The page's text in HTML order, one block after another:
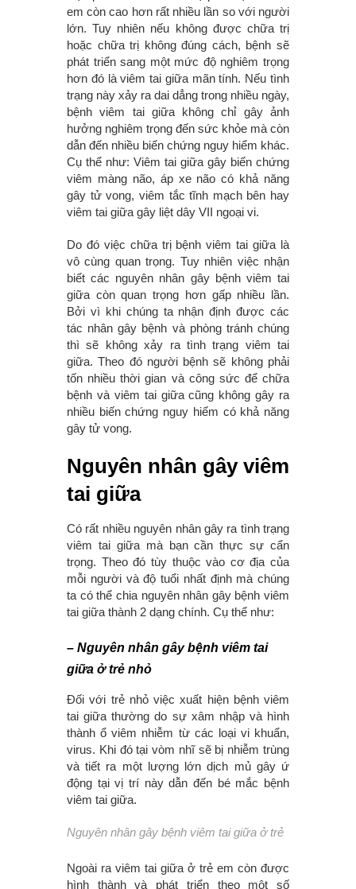
em còn cao hơn rất nhiều lần so với người
lớn. Tuy nhiên nếu không được chữa trị
hoặc chữa trị không đúng cách, bệnh sẽ
phát triển sang một mức độ nghiêm trọng
hơn đó là viêm tai giữa mãn tính. Nếu tình
trạng này xảy ra dai dẳng trong nhiều ngày,
bệnh viêm tai giữa không chỉ gây ảnh
hưởng nghiêm trọng đến sức khỏe mà còn
dẫn đến nhiều biến chứng nguy hiểm khác.
Cụ thể như: Viêm tai giữa gây biến chứng
viêm màng não, áp xe não có khả năng
gây tử vong, viêm tắc tĩnh mạch bên hay
viêm tai giữa gây liệt dây VII ngoại vi.
Do đó việc chữa trị bệnh viêm tai giữa là
vô cùng quan trọng. Tuy nhiên việc nhận
biết các nguyên nhân gây bệnh viêm tai
giữa còn quan trọng hơn gấp nhiều lần.
Bởi vì khi chúng ta nhận định được các
tác nhân gây bệnh và phòng tránh chúng
thì sẽ không xảy ra tình trạng viêm tai
giữa. Theo đó người bệnh sẽ không phải
tốn nhiều thời gian và công sức để chữa
bệnh và viêm tai giữa cũng không gây ra
nhiều biến chứng nguy hiểm có khả năng
gây tử vong.
Nguyên nhân gây viêm
tai giữa
Có rất nhiều nguyên nhân gây ra tình trạng
viêm tai giữa mà bạn cần thực sự cẩn
trọng. Theo đó tùy thuộc vào cơ địa của
mỗi người và độ tuổi nhất định mà chúng
ta có thể chia nguyên nhân gây bệnh viêm
tai giữa thành 2 dạng chính. Cụ thể như:
– Nguyên nhân gây bệnh viêm tai
giữa ở trẻ nhỏ
Đối với trẻ nhỏ việc xuất hiện bệnh viêm
tai giữa thường do sự xâm nhập và hình
thành ổ viêm nhiễm từ các loại vi khuẩn,
virus. Khi đó tại vòm nhĩ sẽ bị nhiễm trùng
và tiết ra một lượng lớn dịch mủ gây ứ
động tại vị trí này dẫn đến bé mắc bệnh
viêm tai giữa.
Nguyên nhân gây bệnh viêm tai giữa ở trẻ
Ngoài ra viêm tai giữa ở trẻ em còn được
hình thành và phát triển theo một số